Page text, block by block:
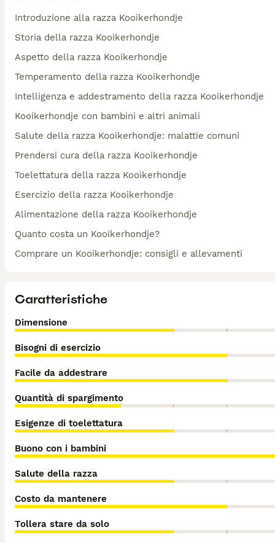
Introduzione alla razza Kooikerhondje
Storia della razza Kooikerhondje
Aspetto della razza Kooikerhondje
Temperamento della razza Kooikerhondje
Intelligenza e addestramento della razza Kooikerhondje
Kooikerhondje con bambini e altri animali
Salute della razza Kooikerhondje: malattie comuni
Prendersi cura della razza Kooikerhondje
Toelettatura della razza Kooikerhondje
Esercizio della razza Kooikerhondje
Alimentazione della razza Kooikerhondje
Quanto costa un Kooikerhondje?
Comprare un Kooikerhondje: consigli e allevamenti
Caratteristiche
Dimensione
Bisogni di esercizio
Facile da addestrare
Quantità di spargimento
Esigenze di toelettatura
Buono con i bambini
Salute della razza
Costo da mantenere
Tollera stare da solo